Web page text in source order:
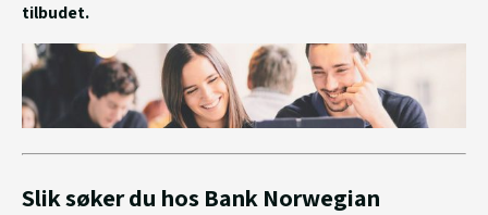
tilbudet.
Slik søker du hos Bank Norwegian